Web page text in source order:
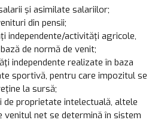
şi asimilate salariilor;
din pensii;
independente/activităţi agricole,
de normă de venit;
independente realizate în baza
sportivă, pentru care impozitul se
la sursă;
de proprietate intelectuală, altele
venitul net se determină în sistem